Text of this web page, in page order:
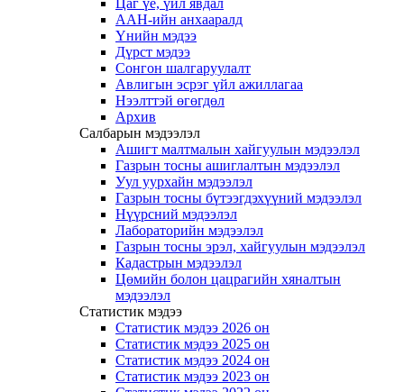
Цаг үе, үйл явдал
ААН-ийн анхааралд
Үнийн мэдээ
Дүрст мэдээ
Сонгон шалгаруулалт
Авлигын эсрэг үйл ажиллагаа
Нээлттэй өгөгдөл
Архив
Салбарын мэдээлэл
Ашигт малтмалын хайгуулын мэдээлэл
Газрын тосны ашиглалтын мэдээлэл
Уул уурхайн мэдээлэл
Газрын тосны бүтээгдэхүүний мэдээлэл
Нүүрсний мэдээлэл
Лабораторийн мэдээлэл
Газрын тосны эрэл, хайгуулын мэдээлэл
Кадастрын мэдээлэл
Цөмийн болон цацрагийн хяналтын
мэдээлэл
Статистик мэдээ
Статистик мэдээ 2026 он
Статистик мэдээ 2025 он
Статистик мэдээ 2024 он
Статистик мэдээ 2023 он